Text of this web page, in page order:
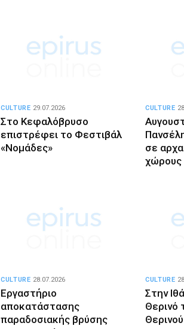
Στο Κεφαλόβρυσο
επιστρέφει το Φεστιβάλ
«Νομάδες»
CULTURE 29.07.2026
σε
χώρους
CULTURE
Εργαστήριο
αποκατάστασης
παραδοσιακής βρύσης
CULTURE 28.07.2026
Στην
Θερινό
CULTURE